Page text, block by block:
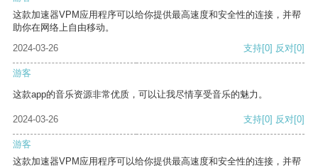
这款加速器VPM应用程序可以给你提供最高速度和安全性的连接，并帮
助你在网络上自由移动。
2024-03-26
支持[0] 反对[0]
游客
这款app的音乐资源非常优质，可以让我尽情享受音乐的魅力。
2024-03-26 支持[0] 反对[0]
游客
这款加速器VPM应用程序可以给你提供最高速度和安全性的连接，并帮